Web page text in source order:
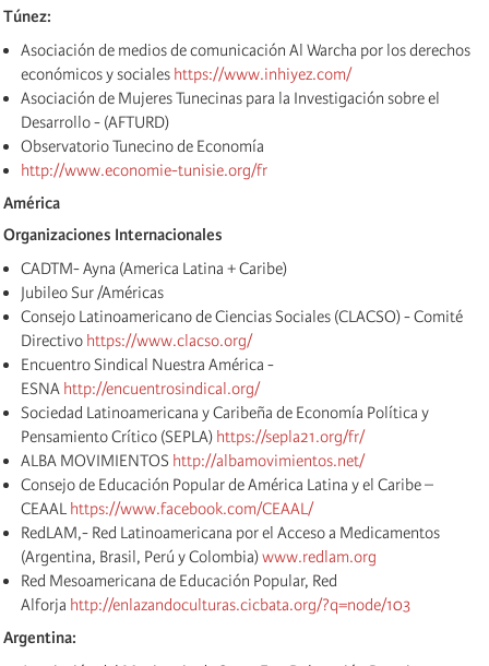
Túnez:
Asociación de medios de comunicación Al Warcha por los derechos
económicos y sociales https://www.inhiyez.com/
Asociación de Mujeres Tunecinas para la Investigación sobre el
Desarrollo - (AFTURD)
Observatorio Tunecino de Economía
http://www.economie-tunisie.org/fr
América
Organizaciones Internacionales
CADTM- Ayna (America Latina + Caribe)
Jubileo Sur /Américas
Consejo Latinoamericano de Ciencias Sociales (CLACSO) - Comité
Directivo https://www.clacso.org/
Encuentro Sindical Nuestra América -
ESNA http://encuentrosindical.org/
Sociedad Latinoamericana y Caribeña de Economía Política y
Pensamiento Crítico (SEPLA) https://sepla21.org/fr/
ALBA MOVIMIENTOS http://albamovimientos.net/
Consejo de Educación Popular de América Latina y el Caribe –
CEAAL https://www.facebook.com/CEAAL/
RedLAM,- Red Latinoamericana por el Acceso a Medicamentos
(Argentina, Brasil, Perú y Colombia)www.redlam.org
Red Mesoamericana de Educación Popular, Red
Alforja http://enlazandoculturas.cicbata.org/?q=node/103
Argentina: